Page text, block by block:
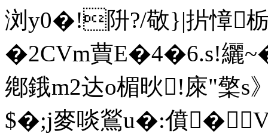
浏y0�!阩?/敬}|扸慞栃
�2CVm蕒E�4�6.s!纚
鄕鋨m2达o楣炚!庲"檠
$�;j麥啖鶑u�:僨